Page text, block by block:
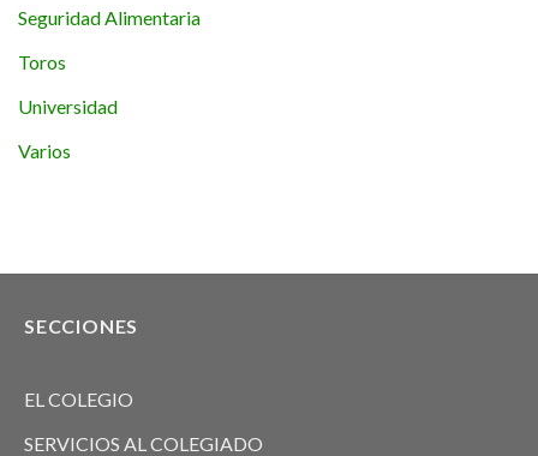
Seguridad Alimentaria
Toros
Universidad
Varios
SECCIONES
EL COLEGIO
SERVICIOS AL COLEGIADO